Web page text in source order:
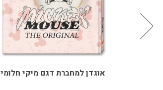
אוגדן למחברת דגם מיקי חלומי